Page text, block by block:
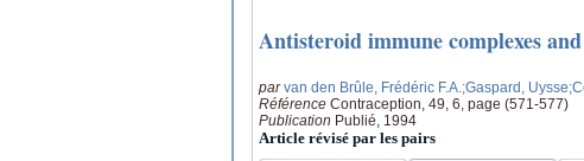
Antisteroid immune complexes
parvan den Brûle, Frédéric F.A. ;Gaspard, Uysse
Référence Contraception, 49, 6, page (571-577)
Publication Publié, 1994
Article révisé par les pairs